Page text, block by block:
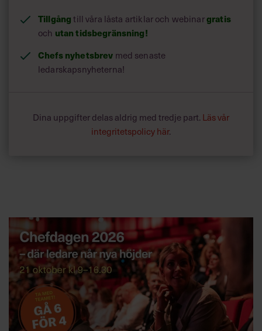
Tillgångtill våra låsta artiklar och webinargratis
och utan tidsbegränsning!
Chefs nyhetsbrev med senaste
ledarskapsnyheterna!
Dina uppgifter delas aldrig med tredje part. Läs vår
integritetspolicy här.